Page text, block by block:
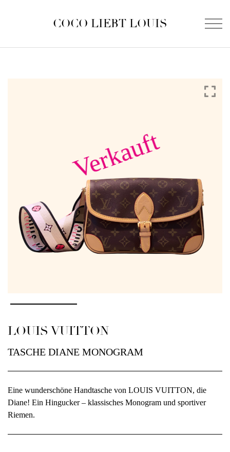
COCO LIEBT LOUIS
Verkauft
LOUIS VUITTON
TASCHE DIANE MONOGRAM
Eine wunderschöne Handtasche von LOUIS VUITTON, die
Diane! Ein Hingucker – klassisches Monogram und sportiver
Riemen.